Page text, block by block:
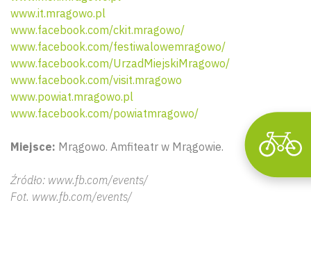
www.it.mragowo.pl
www.facebook.com/ckit.mragowo/
www.facebook.com/festiwalowemragowo/
www.facebook.com/UrzadMiejskiMragowo/
www.facebook.com/visit.mragowo
www.powiat.mragowo.pl
www.facebook.com/powiatmragowo/
Miejsce: Mrągowo. Amfiteatr w Mrągowie.
Źródło: www.fb.com/events/
Fot. www.fb.com/events/